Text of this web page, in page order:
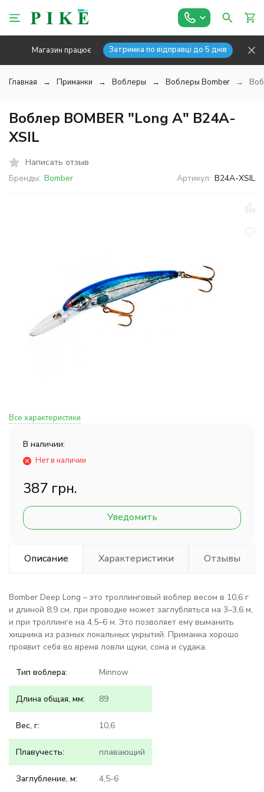
Магазин працює Затримка по відправці до 5 днів
Главная Приманки Воблеры Воблеры Bomber
Воблер BOMBER "Long A" B24A-
XSIL
Написать отзыв
Бренды: Bomber Артикул: B24A-XSIL
Все характеристики
В наличии:
Нет в наличии
387 грн.
Уведомить
Описание Характеристики Отзывы
Bomber Deep Long – это троллинговый воблер весом в 10,6 г
и длиной 8,9 см, при проводке может заглубляться на 3–3,6 м,
и при троллинге на 4,5–6 м. Это позволяет ему выманить
хищника из разных локальных укрытий. Приманка хорошо
проявит себя во время ловли щуки, сома и судака.
Тип воблера: Minnow
Длина общая, мм: 89
Вес, г: 10,6
Плавучесть: плавающий
Заглубление, м: 4,5-6